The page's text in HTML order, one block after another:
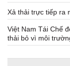
Xả thải trực tiếp ra
Việt Nam Tái Chế
thải bỏ vì môi